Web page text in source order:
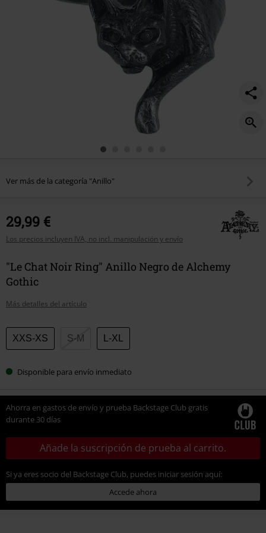
Ver más de la categoría "Anillo"
29,99 €
Los precios incluyen IVA, no incl. manipulación y envío
"Le Chat Noir Ring" Anillo Negro de Alchemy
Gothic
Más detalles del artículo
Elige
tu
XXS-XS S-M L-XL
Disponible para envío inmediato
Ahorra en gastos de envío y prueba Backstage Club gratis
durante 30 días
Añade la suscripción de prueba al carrito.
Si ya eres socio del Backstage Club, puedes iniciar sesión aquí:
Accede ahora